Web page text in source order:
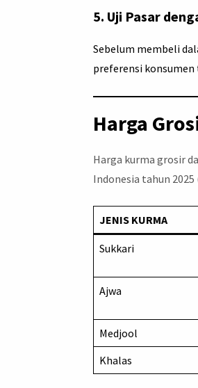
5. Uji Pasar
Sebelum membeli
preferensi konsumen
Harga
Harga kurma grosir
Indonesia tahun
JENIS KURMA
Sukkari
Ajwa
Medjool
Khalas